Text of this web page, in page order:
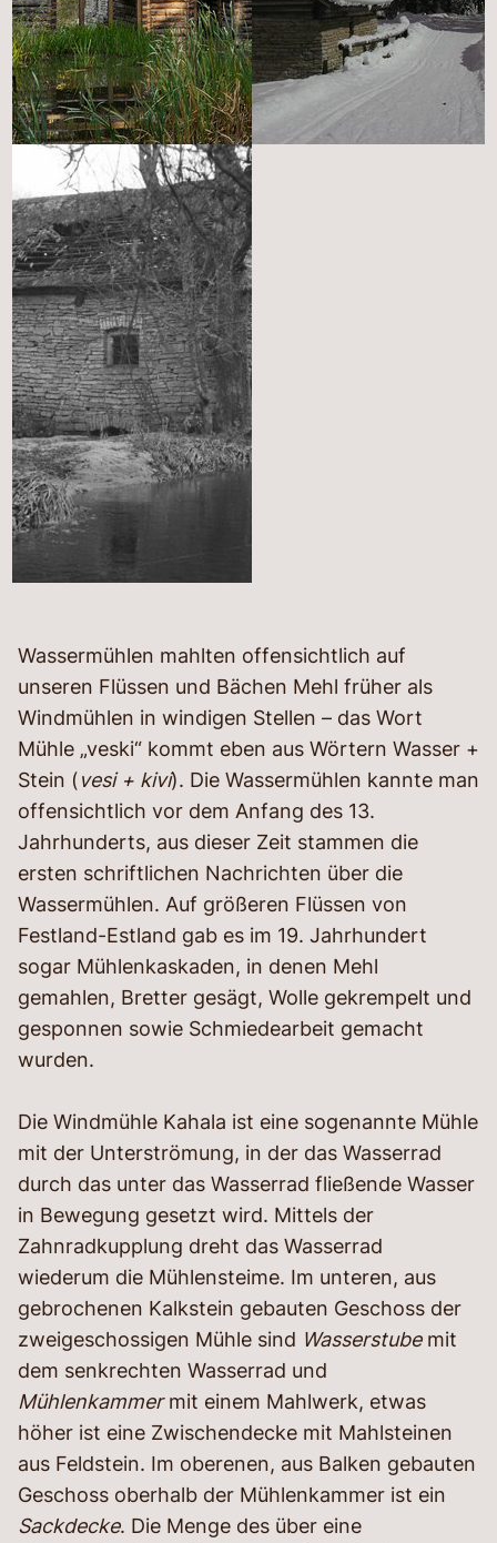
Wassermühlen mahlten offensichtlich auf
unseren Flüssen und Bächen Mehl früher als
Windmühlen in windigen Stellen – das Wort
Mühle „veski“ kommt eben aus Wörtern Wasser +
Stein (vesi + kivi). Die Wassermühlen kannte man
offensichtlich vor dem Anfang des 13.
Jahrhunderts, aus dieser Zeit stammen die
ersten schriftlichen Nachrichten über die
Wassermühlen. Auf größeren Flüssen von
Festland-Estland gab es im 19. Jahrhundert
sogar Mühlenkaskaden, in denen Mehl
gemahlen, Bretter gesägt, Wolle gekrempelt und
gesponnen sowie Schmiedearbeit gemacht
wurden.
Die Windmühle Kahala ist eine sogenannte Mühle
mit der Unterströmung, in der das Wasserrad
durch das unter das Wasserrad fließende Wasser
in Bewegung gesetzt wird. Mittels der
Zahnradkupplung dreht das Wasserrad
wiederum die Mühlensteime. Im unteren, aus
gebrochenen Kalkstein gebauten Geschoss der
zweigeschossigen Mühle sind Wasserstubemit
dem senkrechten Wasserrad und
Mühlenkammermit einem Mahlwerk, etwas
höher ist eine Zwischendecke mit Mahlsteinen
aus Feldstein. Im oberenen, aus Balken gebauten
Geschoss oberhalb der Mühlenkammer ist ein
Sackdecke. Die Menge des über eine